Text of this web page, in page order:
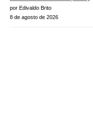
por Edivaldo Brito
8 de agosto de 2026